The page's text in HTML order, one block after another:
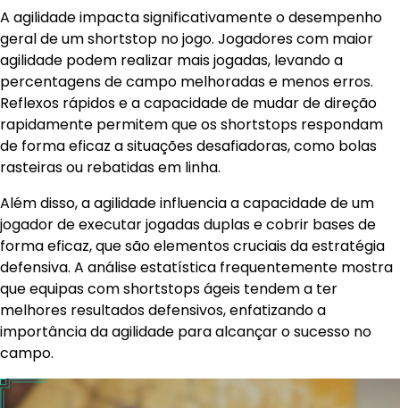
A agilidade impacta significativamente o desempenho
geral de um shortstop no jogo. Jogadores com maior
agilidade podem realizar mais jogadas, levando a
percentagens de campo melhoradas e menos erros.
Reflexos rápidos e a capacidade de mudar de direção
rapidamente permitem que os shortstops respondam
de forma eficaz a situações desafiadoras, como bolas
rasteiras ou rebatidas em linha.
Além disso, a agilidade influencia a capacidade de um
jogador de executar jogadas duplas e cobrir bases de
forma eficaz, que são elementos cruciais da estratégia
defensiva. A análise estatística frequentemente mostra
que equipas com shortstops ágeis tendem a ter
melhores resultados defensivos, enfatizando a
importância da agilidade para alcançar o sucesso no
campo.